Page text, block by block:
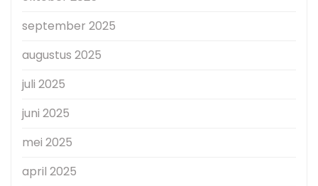
september 2025
augustus 2025
juli 2025
juni 2025
mei 2025
april 2025